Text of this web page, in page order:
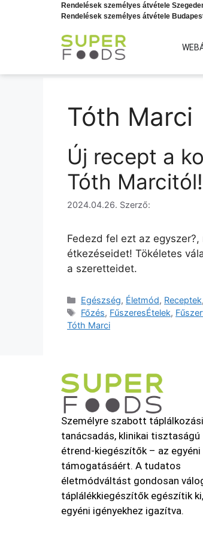
Rendelések személyes átvétele
Rendelések személyes átvétele
Tóth Marci
Új recept a
Tóth Marcitól!
2024.04.26. Szerző:
Fedezd fel ezt az
étkezéseidet! Tökéletes
a szeretteidet.
Egészség, Életmód, Receptek,
Főzés, FűszeresÉtelek,
Tóth Marci
Személyre szabott táplálkozási
tanácsadás, klinikai tisztaságú
étrend-kiegészítők – az egyéni
támogatásáért. A tudatos
életmódváltást gondosan
táplálékkiegészítők egészítik
egyéni igényekhez igazítva.